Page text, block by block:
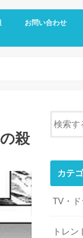
お問い合わせ
殺
カテ
TV・
トレン